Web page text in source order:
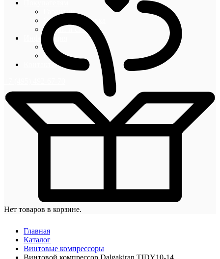
Гарантии
Оплата и доставка
Акции и скидки
Информация
Блог
Новости
Контакты
Нет товаров в корзине.
Главная
Каталог
Винтовые компрессоры